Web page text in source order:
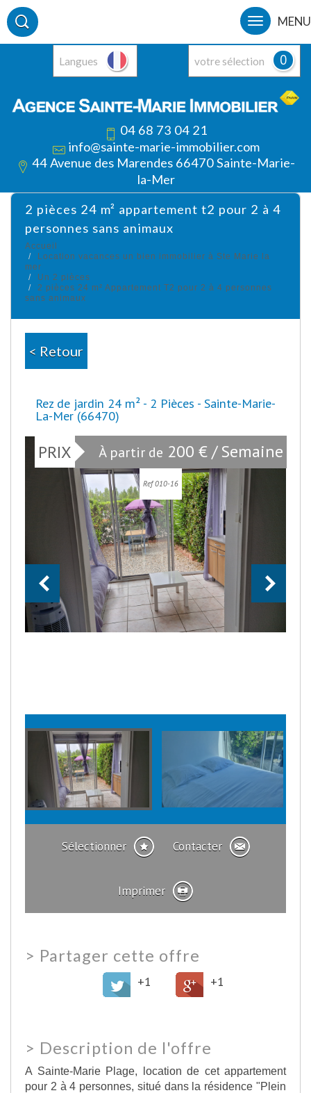
Langues votre sélection 0
04 68 73 04 21
info@sainte-marie-immobilier.com
44 Avenue des Marendes 66470 Sainte-Marie-
la-Mer
MENU
2 pièces 24 m² appartement t2 pour 2 à 4
personnes sans animaux
Accueil
Location vacances un bien immobilier à Ste Marie la
mer
Un 2 pièces
2 pièces 24 m² Appartement T2 pour 2 à 4 personnes
sans animaux
< Retour
Rez de jardin 24 m² - 2 Pièces - Sainte-Marie-
La-Mer (66470)
PRIX À partir de 200 € / Semaine
Ref 010-16
Sélectionner Contacter
Imprimer
> Partager cette offre
+1 +1
> Description de l'offre
A Sainte-Marie Plage, location de cet appartement
pour 2 à 4 personnes, situé dans la résidence "Plein